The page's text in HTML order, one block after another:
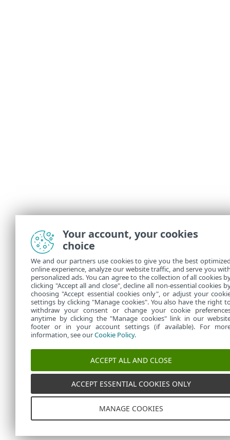
Your account, your cookies
choice
We and our partners use cookies to give you the best
online experience, analyze our website traffic, and serve you
personalized ads. You can agree to the collection of all cookies
clicking "Accept all and close", decline all non-essential cookies
choosing "Accept essential cookies only", or adjust your
settings by clicking "Manage cookies". You also have the right
withdraw your consent or change your cookie
anytime by clicking the "Manage cookies" link in our
footer or in your account settings (if available). For
information, see ourCookie Policy.
ACCEPT ALL AND CLOSE
ACCEPT ESSENTIAL COOKIES ONLY
MANAGE COOKIES